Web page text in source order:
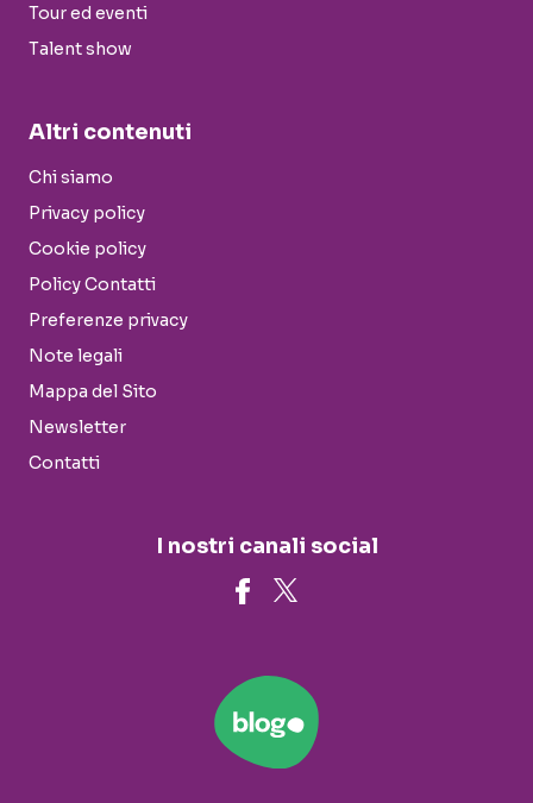
Tour ed eventi
Talent show
Altri contenuti
Chi siamo
Privacy policy
Cookie policy
Policy Contatti
Preferenze privacy
Note legali
Mappa del Sito
Newsletter
Contatti
I nostri canali social